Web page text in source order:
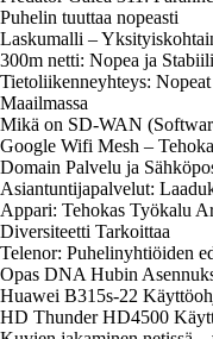
Puhelin tuuttaa nopeasti
Laskumalli –
300m netti: Nopea ja
Tietoliikenneyhteys:
Maailmassa
Mikä on SD-WAN
Google Wifi Mesh –
Domain Palvelu ja
Asiantuntijapalvelut:
Appari: Tehokas Työkalu
Diversiteetti Tarkoittaa
Telenor: Puhelinyhtiöiden
Opas DNA Hubin
Huawei B315s-22
HD Thunder HD4500